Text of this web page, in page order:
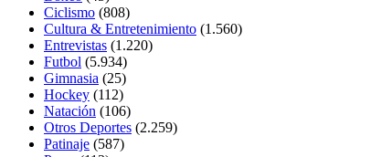
Ciclismo (808)
Cultura & Entretenimiento (1.560)
Entrevistas (1.220)
Futbol (5.934)
Gimnasia (25)
Hockey (112)
Natación (106)
Otros Deportes (2.259)
Patinaje (587)